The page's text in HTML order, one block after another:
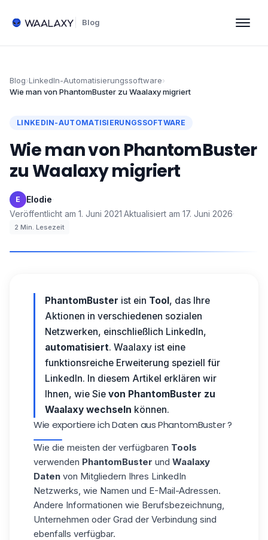
Blog
Blog›LinkedIn-Automatisierungssoftware›
Wie man von PhantomBuster zu Waalaxy migriert
LINKEDIN-AUTOMATISIERUNGSSOFTWARE
Wie man von PhantomBuster
zu Waalaxy migriert
E Elodie·
Veröffentlicht am 1. Juni 2021·Aktualisiert am 17. Juni 2026·
2 Min. Lesezeit
PhantomBuster ist ein Tool, das Ihre
Aktionen in verschiedenen sozialen
Netzwerken, einschließlich LinkedIn,
automatisiert. Waalaxy ist eine
funktionsreiche Erweiterung speziell für
LinkedIn. In diesem Artikel erklären wir
Ihnen, wie Sie von PhantomBuster zu
Waalaxy wechseln können.
Wie exportiere ich Daten aus PhantomBuster ?
Wie die meisten der verfügbaren Tools
verwenden PhantomBuster und Waalaxy
Daten von Mitgliedern Ihres LinkedIn
Netzwerks, wie Namen und E-Mail-Adressen.
Andere Informationen wie Berufsbezeichnung,
Unternehmen oder Grad der Verbindung sind
ebenfalls verfügbar.